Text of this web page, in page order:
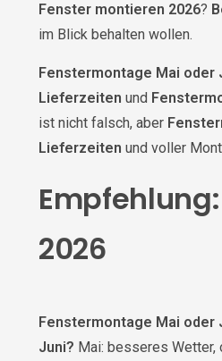
Fenster montieren 2026?
im Blick behalten wollen.
Fenstermontage Mai oder
Lieferzeiten und
ist nicht falsch, aber
Lieferzeiten und voller
2026
Fenstermontage Mai oder
Juni? Mai: besseres Wetter,